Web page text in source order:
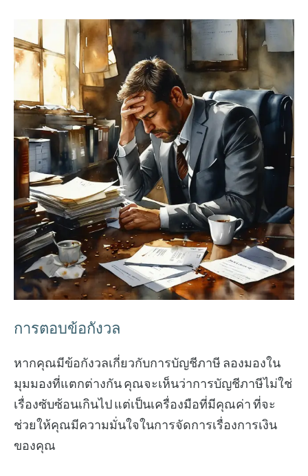
การตอบข้อกังวล
หากคุณมีข้อกังวลเกี่ยวกับการบัญชีภาษี ลองมองใน
มุมมองที่แตกต่างกัน คุณจะเห็นว่าการบัญชีภาษีไม่ใช่
เรื่องซับซ้อนเกินไป แต่เป็นเครื่องมือที่มีคุณค่า ที่จะ
ช่วยให้คุณมีความมั่นใจในการจัดการเรื่องการเงิน
ของคุณ